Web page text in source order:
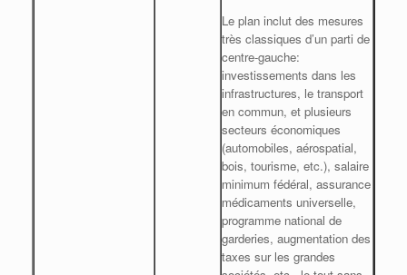
Le plan inclut des mesures
très classiques d’un parti de
centre-gauche:
investissements dans les
infrastructures, le transport
en commun, et plusieurs
secteurs économiques
(automobiles, aérospatial,
bois, tourisme, etc.), salaire
minimum fédéral, assurance
médicaments universelle,
programme national de
garderies, augmentation des
taxes sur les grandes